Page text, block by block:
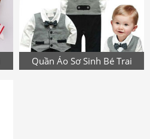
Quần Áo Sơ Sinh Bé Trai